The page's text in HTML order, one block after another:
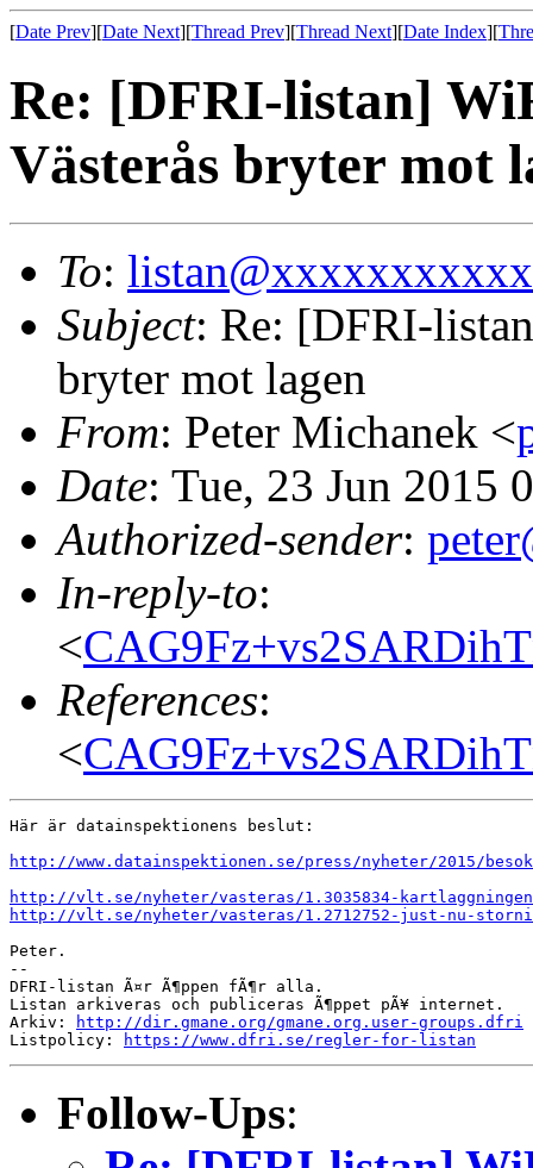
[Date Prev][Date Next][Thread Prev][Thread Next][Date Index][
Re: [DFRI-listan]
Västerås bryter mot
To:
Subject: Re: [DFRI-
bryter mot lagen
From: Peter Michanek <
Date: Tue, 23 Jun 2015
Authorized-sender:
In-reply-to:
<
References:
<
Här är datainspektionens beslut:
http://www.datainspektionen.se/press/nyheter/2015/
http://vlt.se/nyheter/vasteras/1.3035834-
http://vlt.se/nyheter/vasteras/1.2712752-just-nu-
Peter.
--
DFRI-listan Ã¤r Ã¶ppen fÃ¶r alla.
Listan arkiveras och publiceras Ã¶ppet pÃ¥ internet.
Arkiv:
http://dir.gmane.org/gmane.org.user-groups.dfri
Listpolicy:
https://www.dfri.se/regler-for-listan
Follow-Ups: